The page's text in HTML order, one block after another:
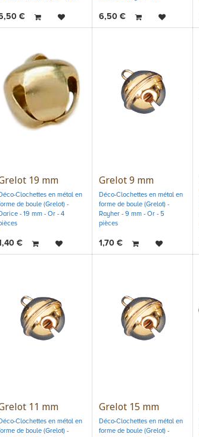
€ 6,50€
19 mm
Clochettes en métal en
de boule (Grelot) -
- 19 mm - Or - 4
€
Grelot 9 mm
Déco-Clochettes en métal en
forme de boule (Grelot) -
Rayher - 9 mm - Or - 5
pièces
1,70€
11 mm
Clochettes en métal en
de boule (Grelot) -
Grelot 15 mm
Déco-Clochettes en métal en
forme de boule (Grelot) -